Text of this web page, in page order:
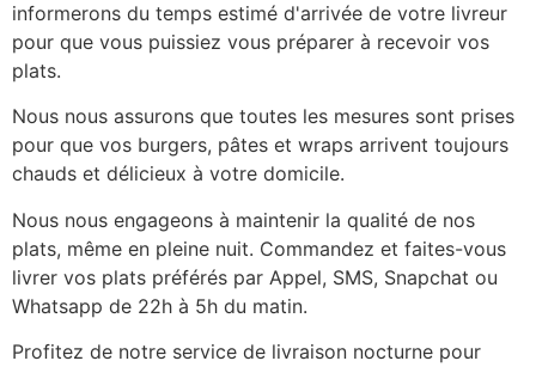
informerons du temps estimé d'arrivée de votre livreur
pour que vous puissiez vous préparer à recevoir vos
plats.
Nous nous assurons que toutes les mesures sont prises
pour que vos burgers, pâtes et wraps arrivent toujours
chauds et délicieux à votre domicile.
Nous nous engageons à maintenir la qualité de nos
plats, même en pleine nuit. Commandez et faites-vous
livrer vos plats préférés par Appel, SMS, Snapchat ou
Whatsapp de 22h à 5h du matin.
Profitez de notre service de livraison nocturne pour